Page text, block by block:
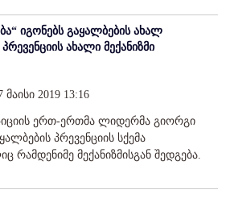
იგონებს გაყალბების ახალ
პრევენციის ახალი მექანიზმი
2019 13:16
ერთ-ერთმა ლიდერმა გიორგი
პრევენციის სქემა
რამდენიმე მექანიზმისგან შედგება.